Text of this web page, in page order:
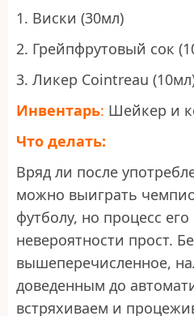
1. Виски (30мл)
2. Грейпфрутовый сок
3. Ликер Cointreau
Инвентарь: Шейкер и
Что делать:
Вряд ли после
можно выиграть
футболу, но процесс
невероятности прост.
вышеперечисленное,
доведенным до
встряхиваем и